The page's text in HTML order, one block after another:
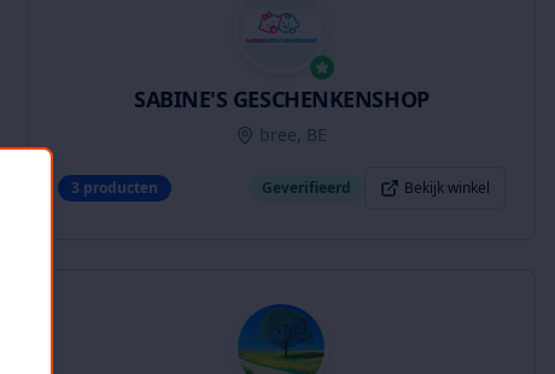
SABINE'S GESCHENKENSHOP
bree, BE
3 producten Geverifieerd Bekijk winkel